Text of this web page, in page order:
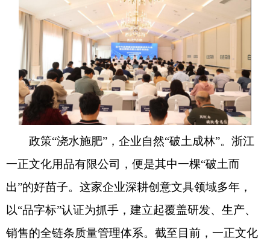
政策“浇水施肥”，企业自然“破土成林”。浙江
一正文化用品有限公司，便是其中一棵“破土而
出”的好苗子。这家企业深耕创意文具领域多年，
以“品字标”认证为抓手，建立起覆盖研发、生产、
销售的全链条质量管理体系。截至目前，一正文化